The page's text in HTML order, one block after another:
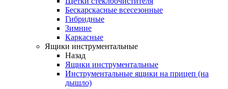
Бескарскасные всесезонные
Гибридные
Зимние
Каркасные
Ящики инструментальные
Назад
Ящики инструментальные
Инструментальные ящики на прицеп (на
дышло)